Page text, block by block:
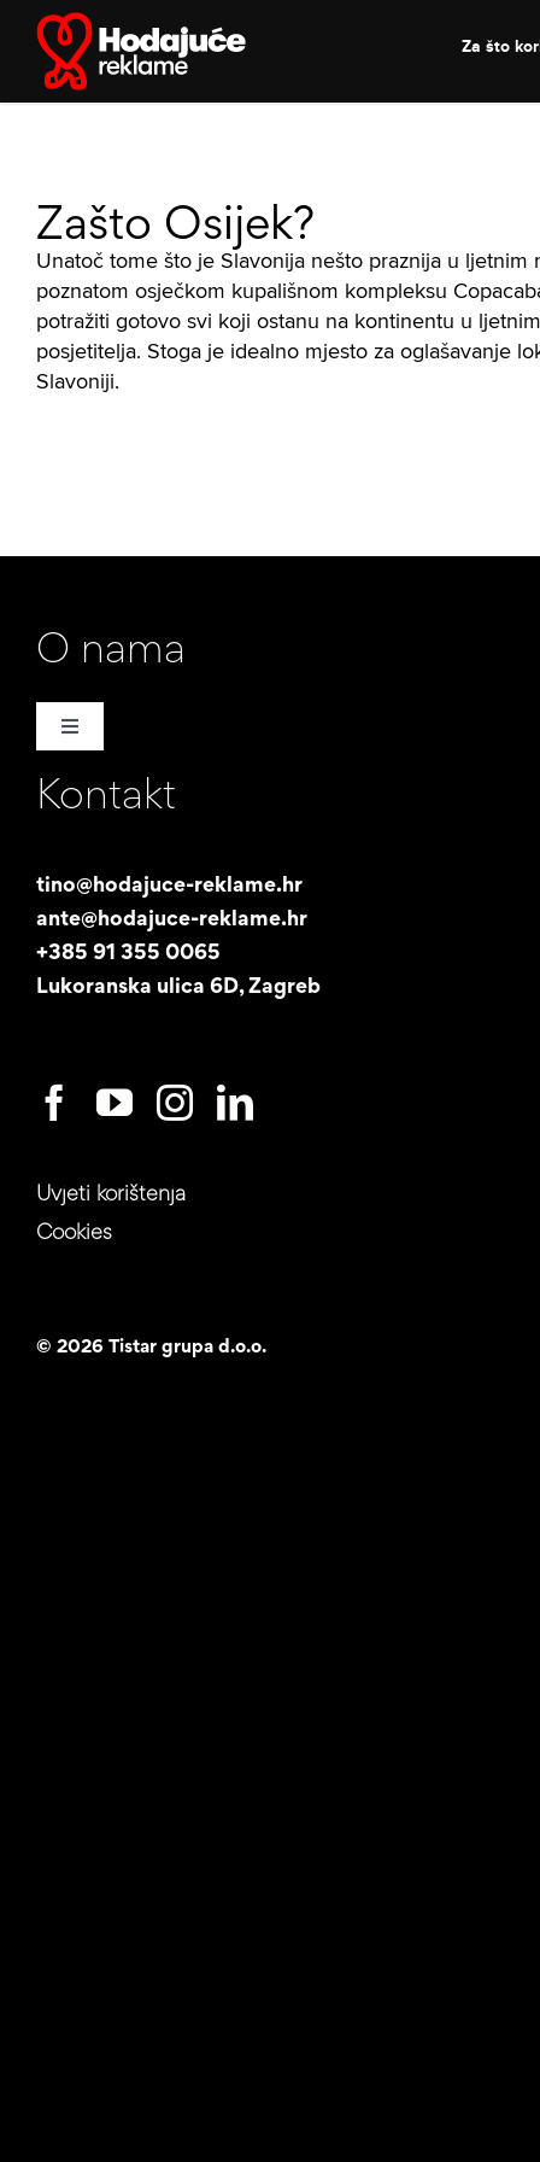
content
Za što
Zašto Osijek?
Unatoč tome što je Slavonija nešto praznija u
poznatom osječkom kupališnom kompleksu
potražiti gotovo svi koji ostanu na kontinentu u
posjetitelja. Stoga je idealno mjesto za oglašavanje
Slavoniji.
O nama
Toggle
Naša priča
Studentski posao
Kontakt
tino@hodajuce-reklame.hr
ante@hodajuce-reklame.hr
+385 91 355 0065
Lukoranska ulica 6D, Zagreb
Uvjeti korištenja
Cookies
© 2026 Tistar grupa d.o.o.